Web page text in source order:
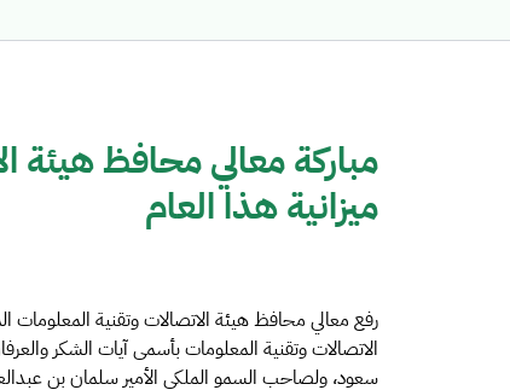
مباركة معالي محافظ هيئة
ميزانية هذا العام
رفع معالي محافظ هيئة الاتصالات وتقنية
الاتصالات وتقنية المعلومات بأسمى آيات الشكر
سعود، ولصاحب السمو الملكي الأمير سلمان بن